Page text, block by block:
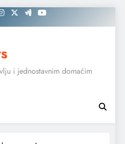
i jednostavnim domaćim